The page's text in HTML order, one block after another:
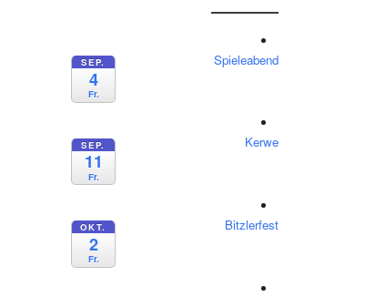
SEP.
4
Fr.
Spieleabend
SEP.
11
Fr.
Kerwe
OKT.
2
Fr.
Bitzlerfest